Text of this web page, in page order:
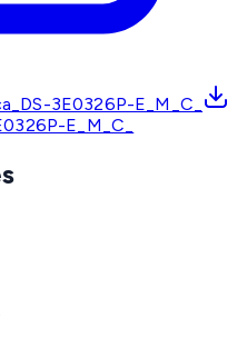
3E0326P-E_M_C_
E_M_C_